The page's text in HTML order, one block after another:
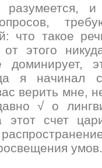
что такое
от этого
доминирует,
я начинал
верить мне,
√ о
счет